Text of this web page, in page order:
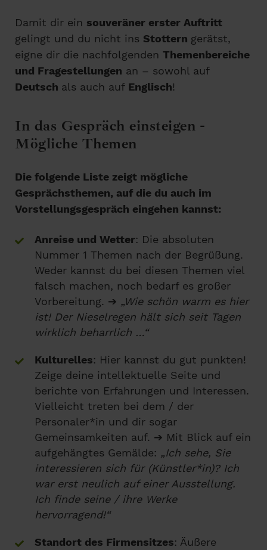
Damit dir ein souveräner erster Auftritt
gelingt und du nicht ins Stottern gerätst,
eigne dir die nachfolgenden Themenbereiche
und Fragestellungen an – sowohl auf
Deutsch als auch auf Englisch!
In das Gespräch einsteigen -
Mögliche Themen
Die folgende Liste zeigt mögliche
Gesprächsthemen, auf die du auch im
Vorstellungsgespräch eingehen kannst:
Anreise und Wetter: Die absoluten
Nummer 1 Themen nach der Begrüßung.
Weder kannst du bei diesen Themen viel
falsch machen, noch bedarf es großer
Vorbereitung. ➔ „Wie schön warm es hier
ist! Der Nieselregen hält sich seit Tagen
wirklich beharrlich …“
Kulturelles: Hier kannst du gut punkten!
Zeige deine intellektuelle Seite und
berichte von Erfahrungen und Interessen.
Vielleicht treten bei dem / der
Personaler*in und dir sogar
Gemeinsamkeiten auf. ➔ Mit Blick auf ein
aufgehängtes Gemälde: „Ich sehe, Sie
interessieren sich für (Künstler*in)? Ich
war erst neulich auf einer Ausstellung.
Ich finde seine / ihre Werke
hervorragend!“
Standort des Firmensitzes: Äußere